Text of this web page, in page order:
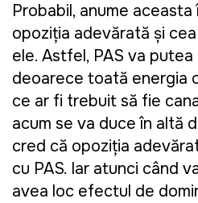
Probabil, anume
opoziţia adevărată şi
ele. Astfel, PAS va
deoarece toată energia
ce ar fi trebuit să fie
acum se va duce în altă
cred că opoziţia
cu PAS. Iar atunci când
avea loc efectul de